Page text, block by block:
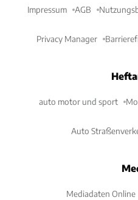
Impressum AGB
Privacy Manager
auto motor und sport
Auto
Mediadaten Online